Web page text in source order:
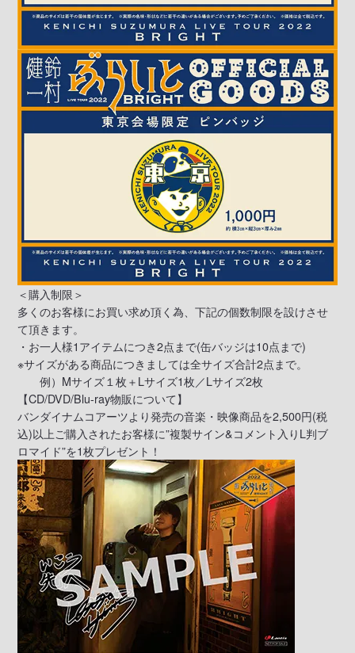
＜購入制限＞
多くのお客様にお買い求め頂く為、下記の個数制限を設けさせ
て頂きます。
・お一人様1アイテムにつき2点まで(缶バッジは10点まで)
※サイズがある商品につきましては全サイズ合計2点まで。
例）Mサイズ１枚＋Lサイズ1枚／Lサイズ2枚
【CD/DVD/Blu-ray物販について】
バンダイナムコアーツより発売の音楽・映像商品を2,500円(税
込)以上ご購入されたお客様に”複製サイン&コメント入りL判ブ
ロマイド”を1枚プレゼント！